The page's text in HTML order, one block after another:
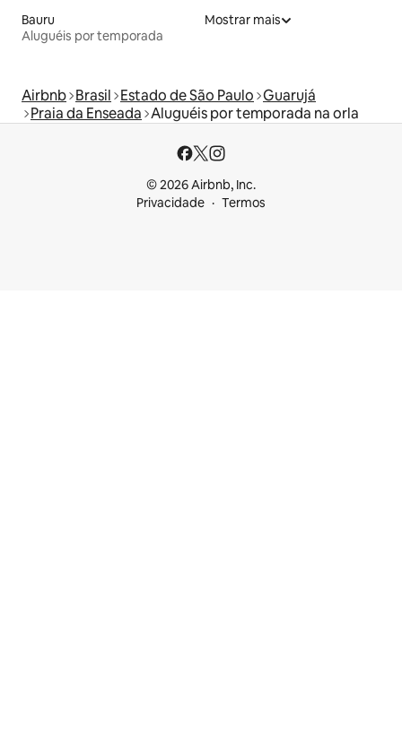
Bauru
Aluguéis por temporada
Mostrar mais
Airbnb Brasil Estado de São Paulo Guarujá
Praia da Enseada Aluguéis por temporada na orla
© 2026 Airbnb, Inc.
Privacidade
Termos